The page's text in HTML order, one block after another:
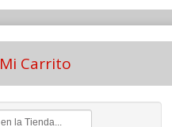
Mi Carrito